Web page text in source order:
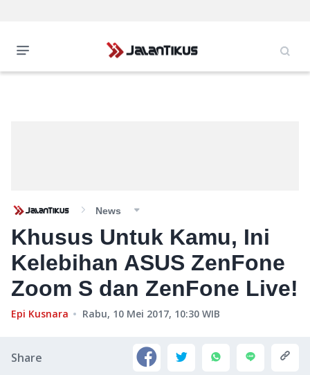
News
Khusus Untuk Kamu, Ini
Kelebihan ASUS ZenFone
Zoom S dan ZenFone Live!
Epi Kusnara Rabu, 10 Mei 2017, 10:30 WIB
Share